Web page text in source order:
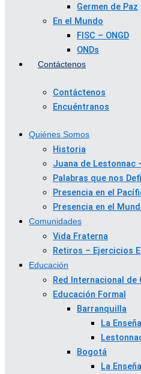
Germen de Paz
En el Mundo
FISC – ONGD
ONDs
Contáctenos
Contáctenos
Encuéntranos
Quiénes Somos
Historia
Juana de Lestonnac
Palabras que nos
Presencia en el
Presencia en el
Comunidades
Vida Fraterna
Retiros – Ejercicios
Educación
Red Internacional de
Educación Formal
Barranquilla
La
Bogotá
La